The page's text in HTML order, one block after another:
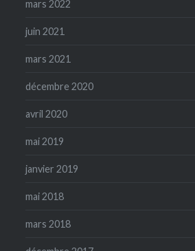
mars 2022
juin 2021
mars 2021
décembre 2020
avril 2020
mai 2019
janvier 2019
mai 2018
mars 2018